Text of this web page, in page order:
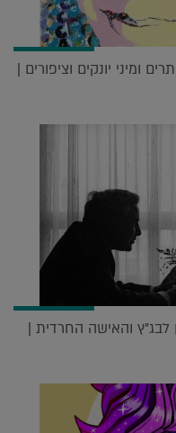
ומיני יונקים וציפורים |
לבג"ץ והאישה החרדית |